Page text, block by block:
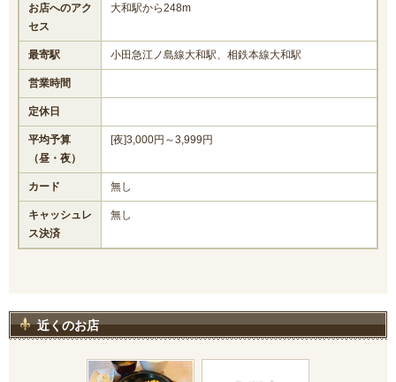
お店へのアク
セス
大和駅から248m
最寄駅 小田急江ノ島線大和駅、相鉄本線大和駅
営業時間
定休日
平均予算
（昼・夜）
[夜]3,000円～3,999円
カード 無し
キャッシュレ
ス決済
無し
近くのお店